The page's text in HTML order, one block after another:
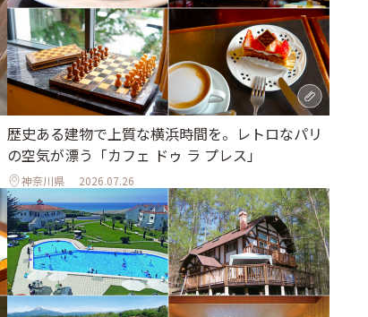
歴史ある建物で上質な横浜時間を。レトロなパリ
の空気が漂う「カフェ ドゥ ラ プレス」
神奈川県 2026.07.26